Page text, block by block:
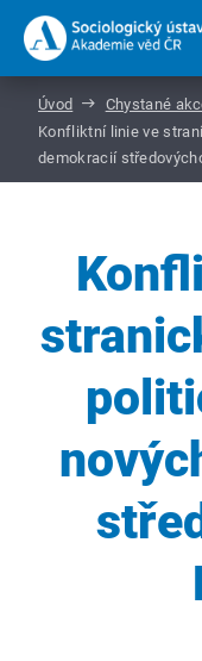
Úvod
Chystané
Konfliktní linie ve
demokracií